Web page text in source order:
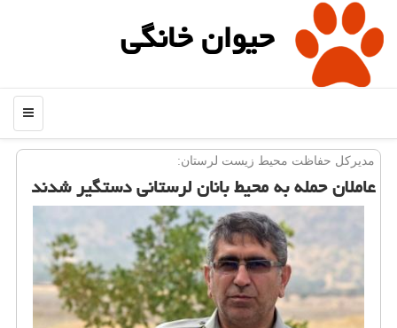
حیوان خانگی
منو
مدیركل حفاظت محیط زیست لرستان:
عاملان حمله به محیط بانان لرستانی دستگیر شدند